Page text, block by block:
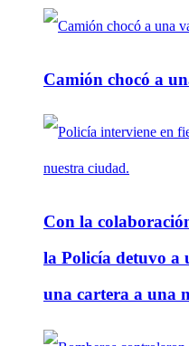
Camión chocó a
Con la
la Policía detuvo a
una cartera a una